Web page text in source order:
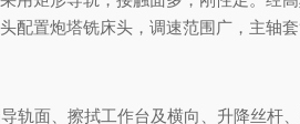
配置炮塔铣床头，调速范围广，主轴
面、擦拭工作台及横向、升降丝杆、